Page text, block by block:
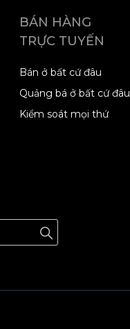
BÁN HÀNG
TRỰC TUYẾN
Bán ở bất cứ đâu
Quảng bá ở bất cứ đâu
Kiểm soát mọi thứ